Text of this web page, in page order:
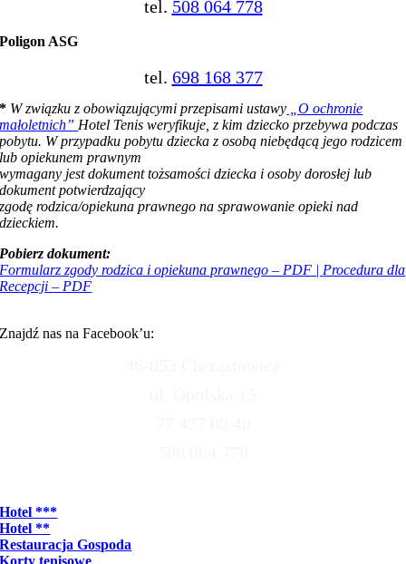
tel. 508 064 778
Poligon ASG
tel. 698 168 377
* W związku z obowiązującymi przepisami ustawy „O ochronie
małoletnich” Hotel Tenis weryfikuje, z kim dziecko przebywa podczas
pobytu. W przypadku pobytu dziecka z osobą niebędącą jego rodzicem
lub opiekunem prawnym
wymagany jest dokument tożsamości dziecka i osoby dorosłej lub
dokument potwierdzający
zgodę rodzica/opiekuna prawnego na sprawowanie opieki nad
dzieckiem.
Pobierz dokument:
Formularz zgody rodzica i opiekuna prawnego – PDF | Procedura dla
Recepcji – PDF
Znajdź nas na Facebook’u:
Hotel ***
Hotel **
Restauracja Gospoda